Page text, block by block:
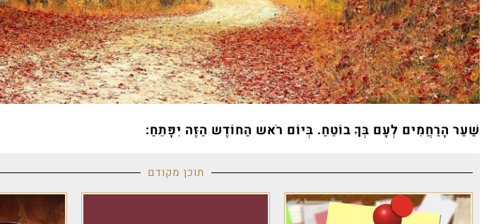
שַׁעַר הָרַחֲמִים לְעָם בְּךָ בוֹטֵחַ. בְּיוֹם רֹאש הַחוֹדֶש הַזֶּה יִפָּתֵחַ:
תוכן מקודם